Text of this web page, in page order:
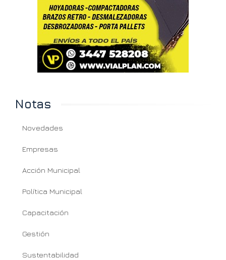
Notas
Novedades
Empresas
Acción Municipal
Política Municipal
Capacitación
Gestión
Sustentabilidad